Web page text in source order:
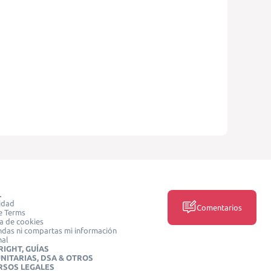
Terms
de cookies
ni compartas mi información
GUÍAS
DSA & OTROS
LEGALES
Comentarios